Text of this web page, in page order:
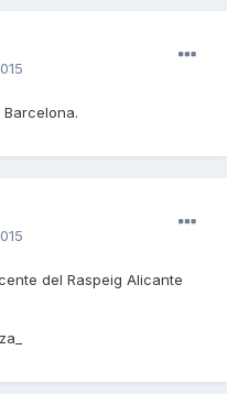
del Raspeig Alicante